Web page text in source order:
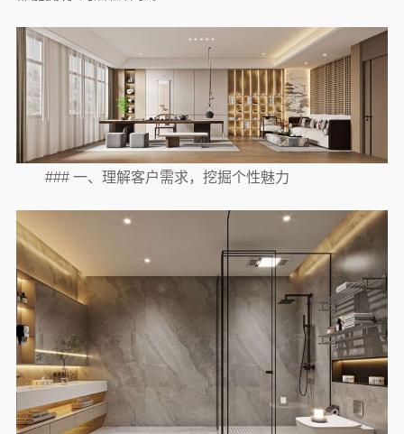
### 一、理解客户需求，挖掘个性魅力